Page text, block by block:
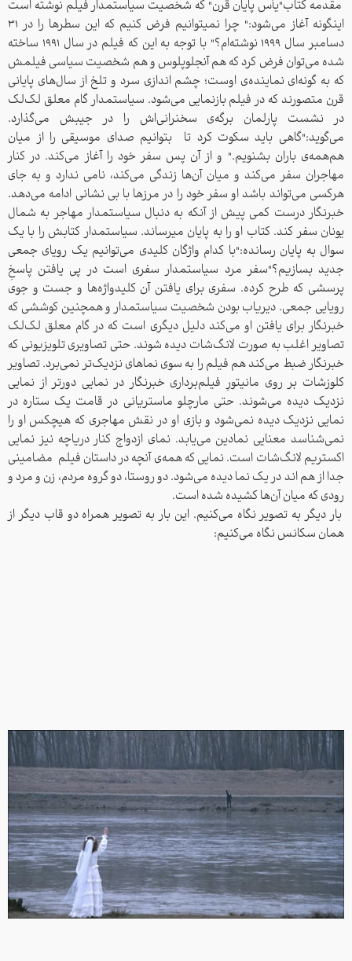
مقدمه کتاب"یأس پایان قرن" که شخصیت سیاستمدار فیلم نوشته است
اینگونه آغاز می‌شود:" چرا نمیتوانیم فرض کنیم که این سطر‌ها را در 31
دسامبر سال 1999 نوشته‌ام؟" با توجه به این که فیلم در سال 1991 ساخته
شده می‌توان فرض کرد که هم آنجلوپلوس و هم شخصیت سیاسی فیلمش
که به گونه‌ای نماینده‌ی اوست؛ چشم اندازی سرد و تلخ از سال‌های پایانی
قرن متصورند که در فیلم بازنمایی می‌شود. سیاستمدار گام معلق لک‌لک
در نشست پارلمان برگه‌ی سخنرانی‌اش را در جیبش می‌گذارد.
می‌گو‌ید:"گاهی باید سکوت کرد تا بتوانیم صدای موسیقی را از میان
هم‌همه‌ی باران بشنویم." و از آن پس سفر خود را آغاز می‌کند. در کنار
مهاجران سفر می‌کند و میان آن‌ها زندگی‌ می‌کند، نامی ندارد و به جای
هرکسی می‌تواند باشد او سفر خود را در مرزها با بی نشانی ادامه می‌دهد.
خبرنگار درست کمی پیش از آنکه به دنبال سیاستمدار مهاجر به شمال
یونان سفر کند. کتاب او را به پایان میرساند. سیاستمدار کتابش را با یک
سوال به پایان رسانده:"با کدام واژگان کلیدی می‌توانیم یک رویای جمعی
جدید بسازیم؟"سفر مرد سیاستمدار سفری است در پی یافتن پاسخِ
پرسشی که طرح کرده. سفری برای یافتن آن کلیدواژه‌ها و جست و جوی
رویایی جمعی. دیریاب بودن شخصیت سیاستمدار و همچنین کوششی که
خبرنگار برای یافتن او می‌کند دلیل دیگری است که در گام معلق لک‌لک
تصاویر اغلب به صورت لانگ‌شات دیده‌ شوند. حتی تصاویری تلویزیونی که
خبرنگار ضبط می‌کند هم فیلم را به سوی نماهای نزدیک‌تر نمی‌برد. تصاویر
کلوزشات بر روی مانیتورِ فیلم‌برداری خبرنگار در نمایی دورتر از نمایی
نزدیک دیده می‌شوند. حتی مارچلو ماستریانی در قامت یک ستاره در
نمایی نزدیک دیده نمی‌شود و بازی او در نقش مهاجری که هیچکس او را
نمی‌شناسد معنایی نمادین می‌یابد. نمای ازدواج کنار دریاچه نیز نمایی
اکستریم لانگ‌شات است. نمایی که همه‌ی آنچه در داستان فیلم مضامینی
جدا از هم اند در یک نما دیده می‌شود. دو روستا، دو گروه مردم، زن و مرد و
رودی که میان آن‌ها کشیده شده است.
بار دیگر به تصویر نگاه می‌کنیم. این بار به تصویر همراه دو قاب دیگر از
همان سکانس نگاه می‌کنیم:
رمز عبور
ورود
هنوز ثبت نام نکرده اید؟ ثبت نام